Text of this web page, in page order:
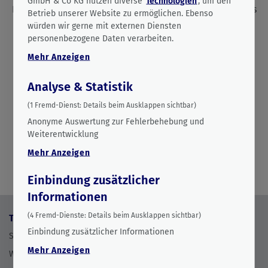
Kommission versteht die aktuelle Situation nicht nur als
Krise, sondern als Beschleuniger für den Umbau des
Energiesystems.
Themen
Stromwende
Wärmewende
Wissenshub
Grafiken
Betrieb unserer Website zu ermöglichen. Ebenso
würden wir gerne mit externen Diensten
personenbezogene Daten verarbeiten.
MehrAnzeigen
Analyse & Statistik
(1 Fremd-Dienst: Details beim Ausklappen sichtbar)
Anonyme Auswertung zur Fehlerbehebung und
Weiterentwicklung
MehrAnzeigen
Einbindung zusätzlicher
Informationen
(4 Fremd-Dienste: Details beim Ausklappen sichtbar)
Einbindung zusätzlicher Informationen
MehrAnzeigen